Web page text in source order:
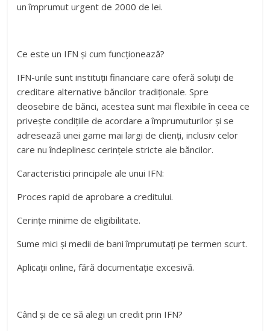
un împrumut urgent de 2000 de lei.
Ce este un IFN și cum funcționează?
IFN-urile sunt instituții financiare care oferă soluții de
creditare alternative băncilor tradiționale. Spre
deosebire de bănci, acestea sunt mai flexibile în ceea ce
privește condițiile de acordare a împrumuturilor și se
adresează unei game mai largi de clienți, inclusiv celor
care nu îndeplinesc cerințele stricte ale băncilor.
Caracteristici principale ale unui IFN:
Proces rapid de aprobare a creditului.
Cerințe minime de eligibilitate.
Sume mici și medii de bani împrumutați pe termen scurt.
Aplicații online, fără documentație excesivă.
Când și de ce să alegi un credit prin IFN?